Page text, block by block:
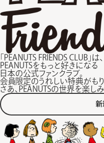
「PEANUTS FRIENDS CLUB」は、
PEANUTSをもっと好きになる
日本の公式ファンクラブ。
会員限定のうれしい特典がもり
さあ、PEANUTSの世界を楽しみ
新